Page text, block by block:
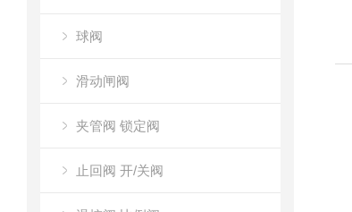
球阀
滑动闸阀
夹管阀 锁定阀
止回阀 开/关阀